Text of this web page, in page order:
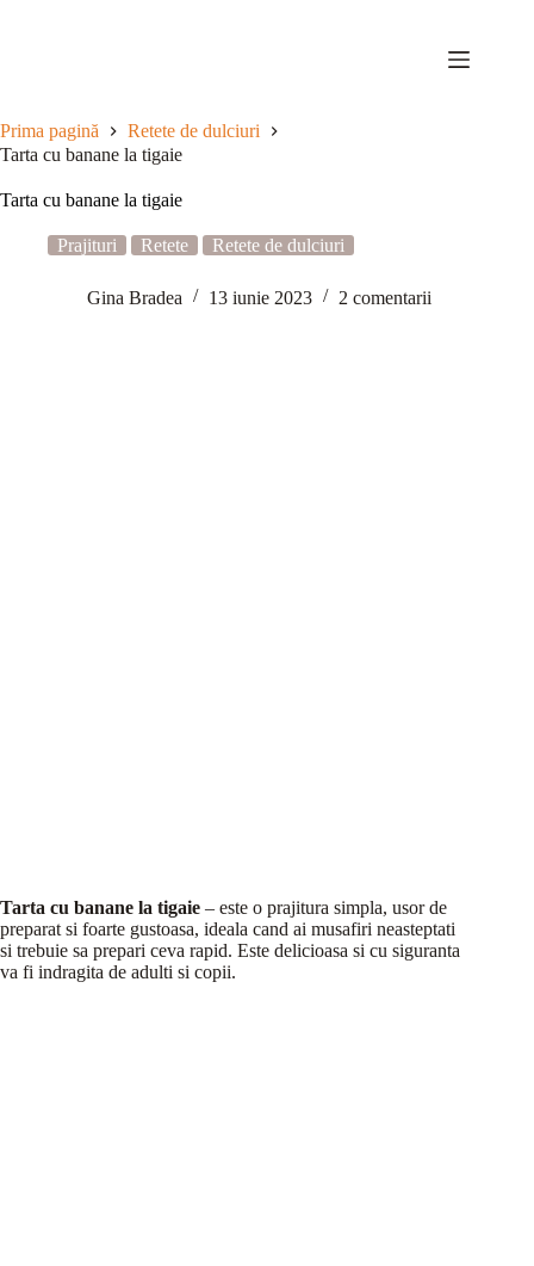
Prima pagină
Retete de dulciuri
Tarta cu banane la tigaie
Tarta cu banane la tigaie
Prajituri Retete Retete de dulciuri
Gina Bradea 13 iunie 2023 2 comentarii
Tarta cu banane la tigaie – este o prajitura simpla, usor de
preparat si foarte gustoasa, ideala cand ai musafiri neasteptati
si trebuie sa prepari ceva rapid. Este delicioasa si cu siguranta
va fi indragita de adulti si copii.